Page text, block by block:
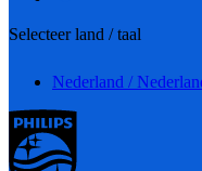
Selecteer land / taal
Nederland /